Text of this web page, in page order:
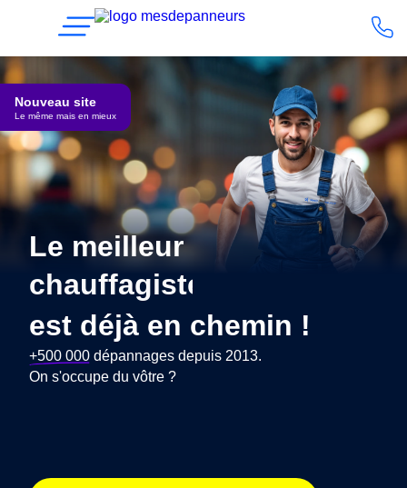
Nouveau site
Le même mais en mieux
Le meilleur
chauffagiste
est déjà en chemin !
+500 000 dépannages depuis 2013.
On s'occupe du vôtre ?